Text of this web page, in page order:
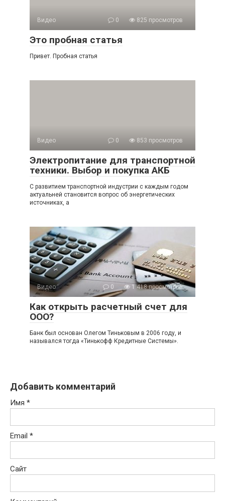
Видео 0 825 просмотров
Это пробная статья
Привет. Пробная статья
Видео 0 853 просмотров
Электропитание для транспортной
техники. Выбор и покупка АКБ
С развитием транспортной индустрии с каждым годом
актуальней становится вопрос об энергетических
источниках, а
Видео 0 1 418 просмотров
Как открыть расчетный счет для
ООО?
Банк был основан Олегом Тиньковым в 2006 году, и
назывался тогда «Тинькофф Кредитные Системы».
Добавить комментарий
Имя *
Email *
Сайт